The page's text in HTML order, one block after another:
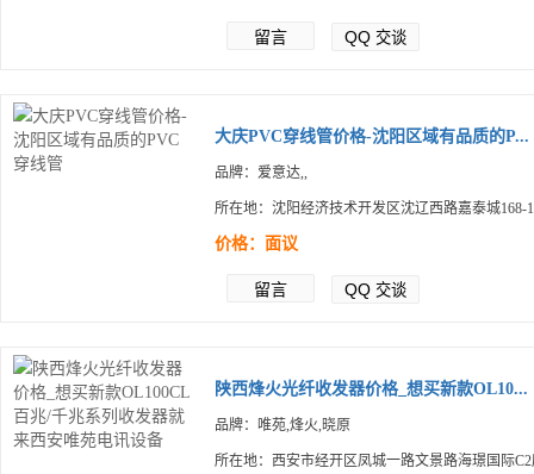
留言 QQ 交谈
大庆PVC穿线管价格-沈阳区域有品质的P...
品牌：爱意达,,
所在地：沈阳经济技术开发区沈辽西路嘉泰城168-
价格：面议
留言 QQ 交谈
陕西烽火光纤收发器价格_想买新款OL10...
品牌：唯苑,烽火,晓原
所在地：西安市经开区凤城一路文景路海璟国际